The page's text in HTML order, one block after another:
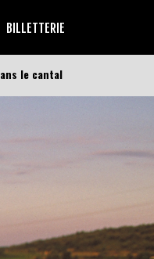
BILLETTERIE
le cantal